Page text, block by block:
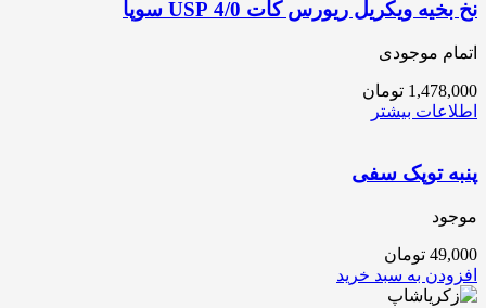
نخ بخیه ویکریل ریورس کات 4/0 USP سوپا
اتمام موجودی
1,478,000 تومان
اطلاعات بیشتر
پنبه توپک سفی
موجود
49,000 تومان
افزودن به سبد خرید